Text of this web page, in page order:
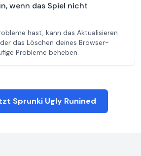
wenn das Spiel nicht
hast, kann das Aktualisieren
das Löschen deines Browser-
Probleme beheben.
Sprunki Ugly Runined